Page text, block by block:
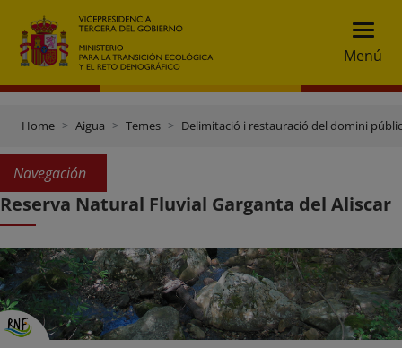
Menú
Home Aigua Temes Delimitació i restauració del domini
Navegación
Reserva Natural Fluvial Garganta del Aliscar